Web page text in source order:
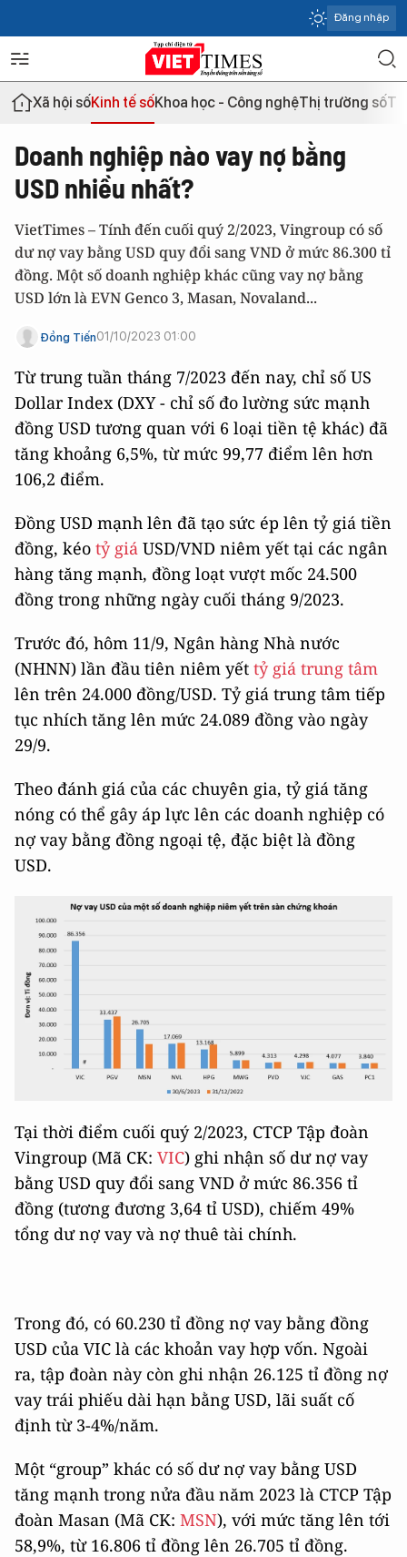
Đăng nhập
Xã hội sốKinh tế sốKhoa học - Công nghệThị trường số
Doanh nghiệp nào vay nợ bằng
USD nhiều nhất?
VietTimes – Tính đến cuối quý 2/2023, Vingroup có số
dư nợ vay bằng USD quy đổi sang VND ở mức 86.300 tỉ
đồng. Một số doanh nghiệp khác cũng vay nợ bằng
USD lớn là EVN Genco 3, Masan, Novaland...
Đồng Tiến01/10/2023 01:00
Từ trung tuần tháng 7/2023 đến nay, chỉ số US
Dollar Index (DXY - chỉ số đo lường sức mạnh
đồng USD tương quan với 6 loại tiền tệ khác) đã
tăng khoảng 6,5%, từ mức 99,77 điểm lên hơn
106,2 điểm.
Đồng USD mạnh lên đã tạo sức ép lên tỷ giá tiền
đồng, kéo tỷ giá USD/VND niêm yết tại các ngân
hàng tăng mạnh, đồng loạt vượt mốc 24.500
đồng trong những ngày cuối tháng 9/2023.
Trước đó, hôm 11/9, Ngân hàng Nhà nước
(NHNN) lần đầu tiên niêm yết tỷ giá trung tâm
lên trên 24.000 đồng/USD. Tỷ giá trung tâm tiếp
tục nhích tăng lên mức 24.089 đồng vào ngày
29/9.
Theo đánh giá của các chuyên gia, tỷ giá tăng
nóng có thể gây áp lực lên các doanh nghiệp có
nợ vay bằng đồng ngoại tệ, đặc biệt là đồng
USD.
Tại thời điểm cuối quý 2/2023, CTCP Tập đoàn
Vingroup (Mã CK: VIC) ghi nhận số dư nợ vay
bằng USD quy đổi sang VND ở mức 86.356 tỉ
đồng (tương đương 3,64 tỉ USD), chiếm 49%
tổng dư nợ vay và nợ thuê tài chính.
Trong đó, có 60.230 tỉ đồng nợ vay bằng đồng
USD của VIC là các khoản vay hợp vốn. Ngoài
ra, tập đoàn này còn ghi nhận 26.125 tỉ đồng nợ
vay trái phiếu dài hạn bằng USD, lãi suất cố
định từ 3-4%/năm.
Một “group” khác có số dư nợ vay bằng USD
tăng mạnh trong nửa đầu năm 2023 là CTCP Tập
đoàn Masan (Mã CK: MSN), với mức tăng lên tới
58,9%, từ 16.806 tỉ đồng lên 26.705 tỉ đồng.